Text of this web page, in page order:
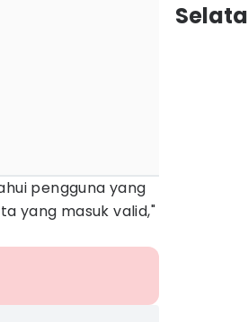
pengguna yang
yang masuk valid,"